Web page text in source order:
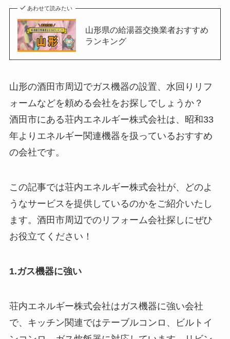
あわせて読みたい
山形県の給湯器交換業者おすすめ
ランキング
山形の酒田市周辺でガス機器の設置、水回りリフ
ォームなどを頼める会社をお探しでしょうか？
酒田市にある荘内エネルギー株式会社は、昭和33
年よりエネルギー関連機器を扱っているおすすめ
の会社です。
この記事では荘内エネルギー株式会社が、どのよ
うなサービスを提供しているのかをご紹介いたし
ます。酒田市周辺でのリフォーム会社探しにぜひ
お役立てください！
1.ガス機器に強い
荘内エネルギー株式会社はガス機器に強い会社
で、キッチン関連ではテーブルコンロ、ビルトイ